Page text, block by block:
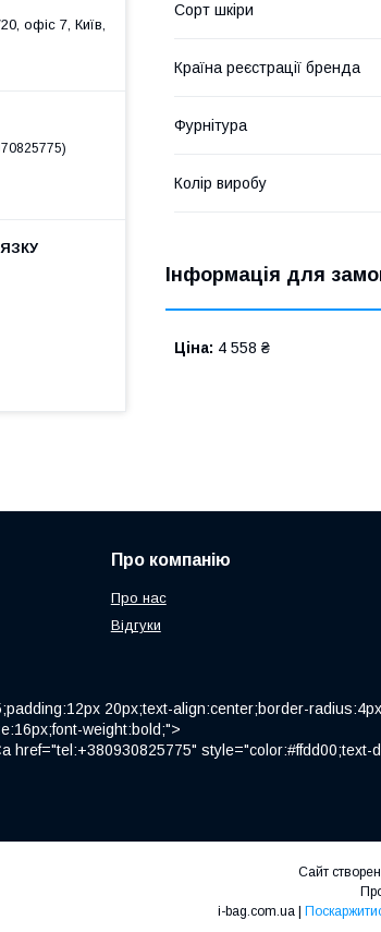
Сорт шкіри
Країна реєстрації бренда
Фурнітура
Колір виробу
Інформація для
Ціна: 4 558 ₴
офіс 7, Київ,
Про компанію
Про нас
Відгуки
20px;text-align:center;border-
weight:bold;">
href="tel:+380930825775"
Сайт